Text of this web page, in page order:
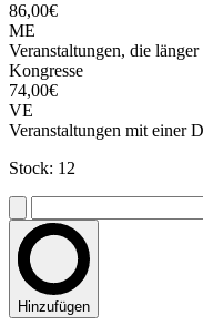
86,00€
ME
Veranstaltungen, die
Kongresse
74,00€
VE
Veranstaltungen mit einer
Stock: 12
Hinzufügen